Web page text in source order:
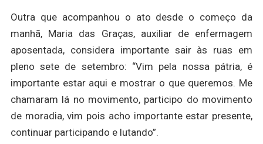
Outra que acompanhou o ato desde o começo da
manhã, Maria das Graças, auxiliar de enfermagem
aposentada, considera importante sair às ruas em
pleno sete de setembro: “Vim pela nossa pátria, é
importante estar aqui e mostrar o que queremos. Me
chamaram lá no movimento, participo do movimento
de moradia, vim pois acho importante estar presente,
continuar participando e lutando”.